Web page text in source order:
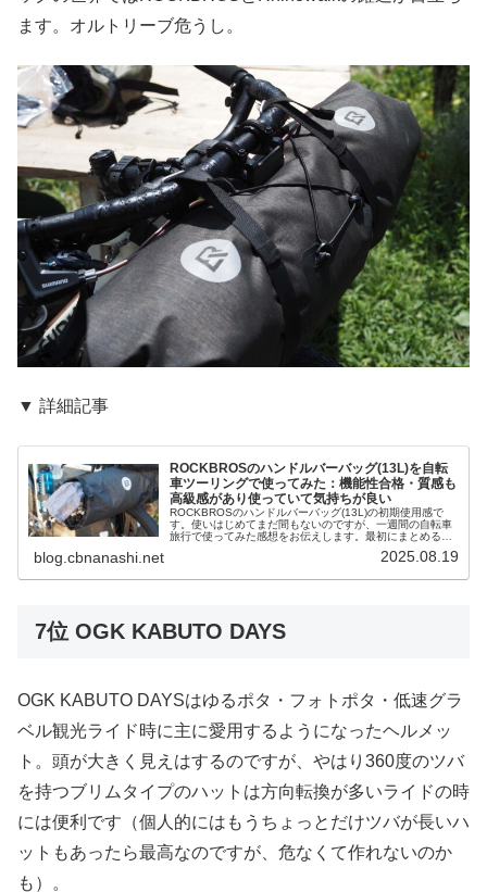
ます。オルトリーブ危うし。
▼ 詳細記事
ROCKBROSのハンドルバーバッグ(13L)を自転
車ツーリングで使ってみた：機能性合格・質感も
高級感があり使っていて気持ちが良い
ROCKBROSのハンドルバーバッグ(13L)の初期使用感で
す。使いはじめてまだ間もないのですが、一週間の自転車
旅行で使ってみた感想をお伝えします。最初にまとめると
blog.cbnanashi.net 2025.08.19
7位 OGK KABUTO DAYS
OGK KABUTO DAYSはゆるポタ・フォトポタ・低速グラ
ベル観光ライド時に主に愛用するようになったヘルメッ
ト。頭が大きく見えはするのですが、やはり360度のツバ
を持つブリムタイプのハットは方向転換が多いライドの時
には便利です（個人的にはもうちょっとだけツバが長いハ
ットもあったら最高なのですが、危なくて作れないのか
も）。